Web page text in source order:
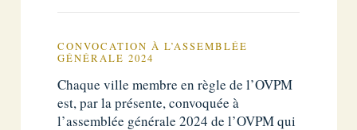
CONVOCATION À L’ASSEMBLÉE
GÉNÉRALE 2024
Chaque ville membre en règle de l’OVPM
est, par la présente, convoquée à
l’assemblée générale 2024 de l’OVPM qui